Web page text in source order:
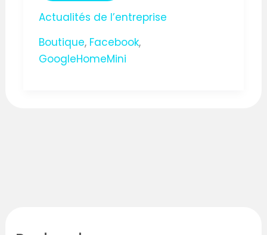
Actualités de l’entreprise
Boutique, Facebook,
GoogleHomeMini